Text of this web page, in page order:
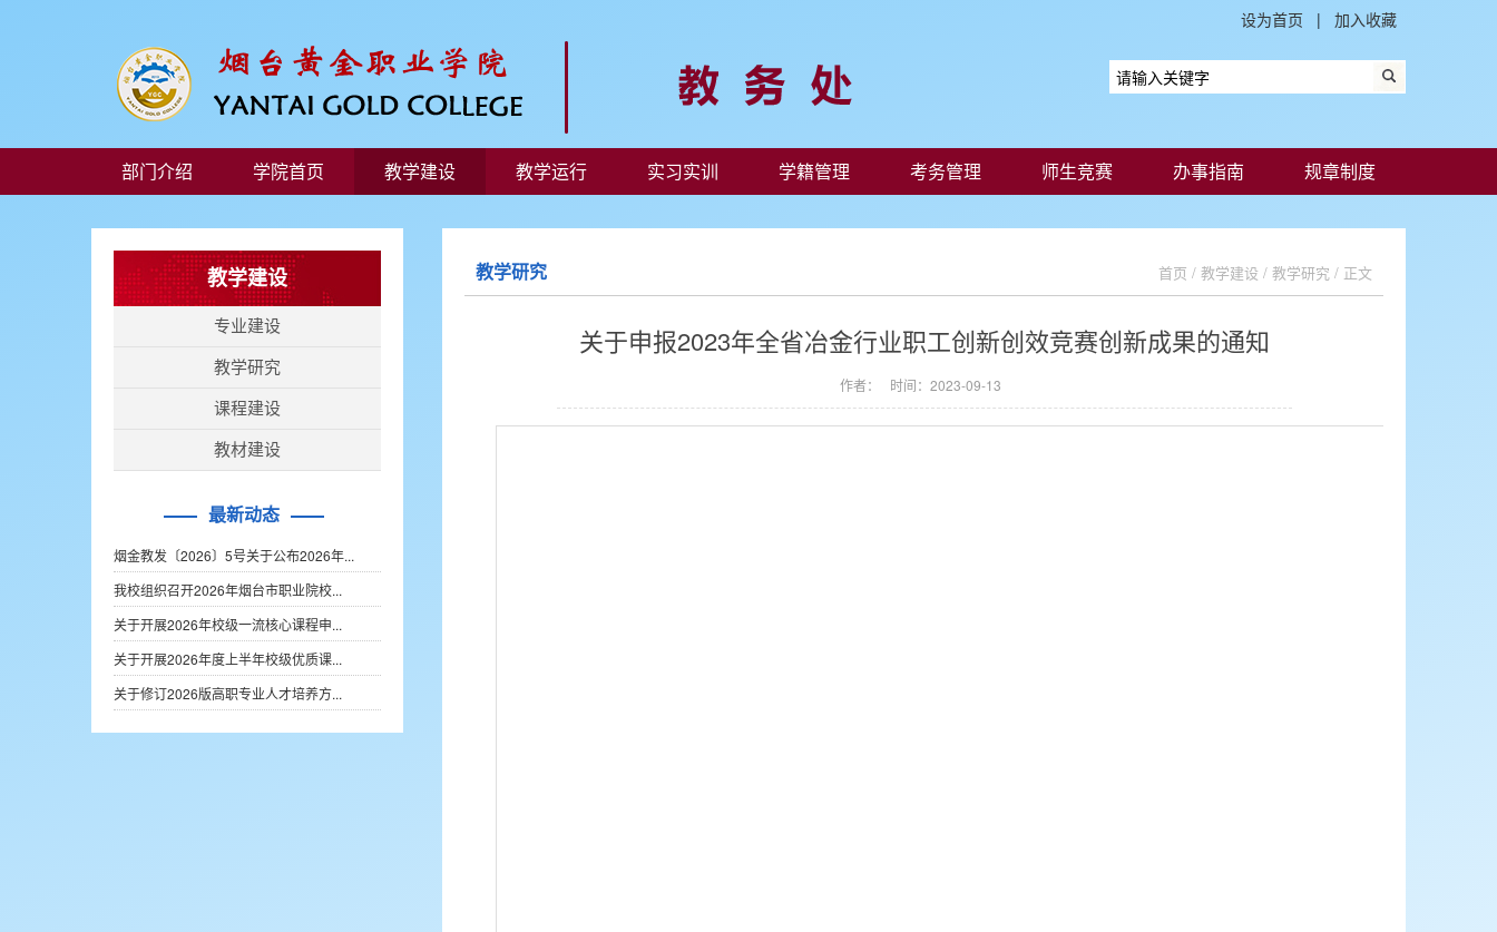
设为首页 | 加入收藏
部门介绍 学院首页 教学建设 教学运行 实习实训 学籍管理 考务管理 师生竞赛 办事指南 规章制度
教学建设
专业建设
教学研究
课程建设
教材建设
最新动态
烟金教发〔2026〕5号关于公布2026年...
我校组织召开2026年烟台市职业院校...
关于开展2026年校级一流核心课程申...
关于开展2026年度上半年校级优质课...
关于修订2026版高职专业人才培养方...
教学研究 首页 / 教学建设 / 教学研究 / 正文
关于申报2023年全省冶金行业职工创新创效竞赛创新成果的通知
作者： 时间：2023-09-13